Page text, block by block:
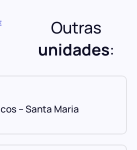
Outras
unidades:
– Santa Maria